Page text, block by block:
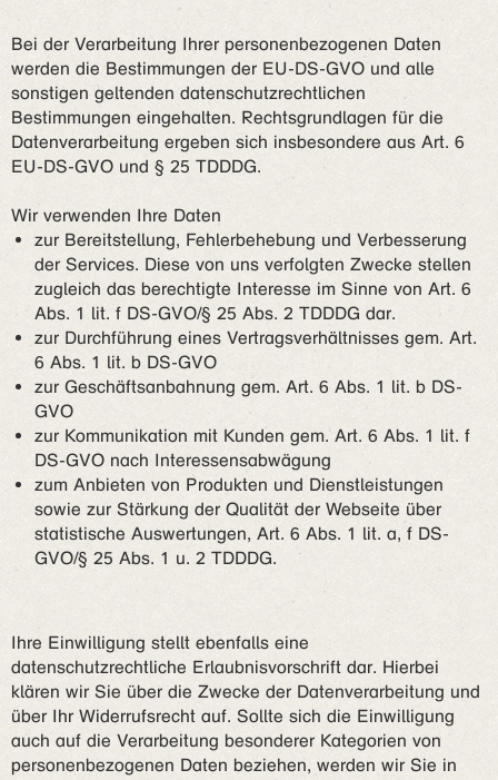
Bei der Verarbeitung Ihrer personenbezogenen Daten
werden die Bestimmungen der EU-DS-GVO und alle
sonstigen geltenden datenschutzrechtlichen
Bestimmungen eingehalten. Rechtsgrundlagen für die
Datenverarbeitung ergeben sich insbesondere aus Art. 6
EU-DS-GVO und § 25 TDDDG.
Wir verwenden Ihre Daten
zur Bereitstellung, Fehlerbehebung und Verbesserung
der Services. Diese von uns verfolgten Zwecke stellen
zugleich das berechtigte Interesse im Sinne von Art. 6
Abs. 1 lit. f DS-GVO/§ 25 Abs. 2 TDDDG dar.
zur Durchführung eines Vertragsverhältnisses gem. Art.
6 Abs. 1 lit. b DS-GVO
zur Geschäftsanbahnung gem. Art. 6 Abs. 1 lit. b DS-
GVO
zur Kommunikation mit Kunden gem. Art. 6 Abs. 1 lit. f
DS-GVO nach Interessensabwägung
zum Anbieten von Produkten und Dienstleistungen
sowie zur Stärkung der Qualität der Webseite über
statistische Auswertungen, Art. 6 Abs. 1 lit. a, f DS-
GVO/§ 25 Abs. 1 u. 2 TDDDG.
Ihre Einwilligung stellt ebenfalls eine
datenschutzrechtliche Erlaubnisvorschrift dar. Hierbei
klären wir Sie über die Zwecke der Datenverarbeitung und
über Ihr Widerrufsrecht auf. Sollte sich die Einwilligung
auch auf die Verarbeitung besonderer Kategorien von
personenbezogenen Daten beziehen, werden wir Sie in